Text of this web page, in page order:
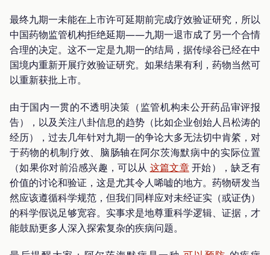
最终九期一未能在上市许可延期前完成疗效验证研究，所以
中国药物监管机构拒绝延期——九期一退市成了另一个合情
合理的决定。这不一定是九期一的结局，据传绿谷已经在中
国境内重新开展疗效验证研究。如果结果有利，药物当然可
以重新获批上市。
由于国内一贯的不透明决策（监管机构未公开药品审评报
告），以及关注八卦信息的趋势（比如企业创始人吕松涛的
经历），过去几年针对九期一的争论大多无法切中肯綮，对
于药物的机制疗效、脑肠轴在阿尔茨海默病中的实际位置
（如果你对前沿感兴趣，可以从 这篇文章开始），缺乏有
价值的讨论和验证，这是尤其令人唏嘘的地方。药物研发当
然应该遵循科学规范，但我们同样应对未经证实（或证伪）
的科学假说足够宽容。实事求是地尊重科学逻辑、证据，才
能鼓励更多人深入探索复杂的疾病问题。